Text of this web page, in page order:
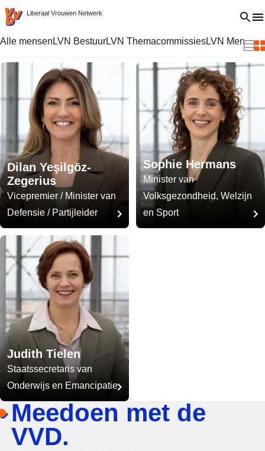
VVD.nl - Ga naar de homepage
Liberaal Vrouwen Netwerk Open
Alle mensen LVN BestuurLVN ThemacommissiesLVN
Dilan Yeşilgöz-
Zegerius
Vicepremier / Minister van
Defensie / Partijleider
Sophie Hermans
Minister van
Volksgezondheid, Welzijn
en Sport
Judith Tielen
Staatssecretaris van
Onderwijs en Emancipatie
Meedoen met de
VVD.